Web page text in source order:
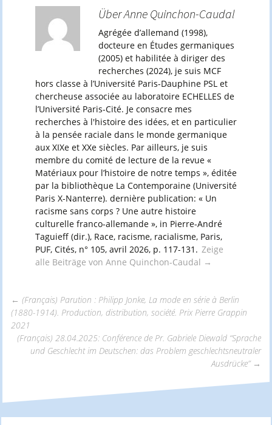
Über Anne Quinchon-Caudal
Agrégée d’allemand (1998),
docteure en Études germaniques
(2005) et habilitée à diriger des
recherches (2024), je suis MCF
hors classe à l’Université Paris-Dauphine PSL et
chercheuse associée au laboratoire ECHELLES de
l’Université Paris-Cité. Je consacre mes
recherches à l'histoire des idées, et en particulier
à la pensée raciale dans le monde germanique
aux XIXe et XXe siècles. Par ailleurs, je suis
membre du comité de lecture de la revue «
Matériaux pour l’histoire de notre temps », éditée
par la bibliothèque La Contemporaine (Université
Paris X-Nanterre). dernière publication: « Un
racisme sans corps ? Une autre histoire
culturelle franco-allemande », in Pierre-André
Taguieff (dir.), Race, racisme, racialisme, Paris,
PUF, Cités, n° 105, avril 2026, p. 117-131. Zeige
alle Beiträge von Anne Quinchon-Caudal →
Beitrags-
← (Français) Parution : Philipp Jonke, La mode en série à Berlin
(1880-1914). Production, distribution, société. Prix Pierre Grappin
2021
(Français) 28.04.2025: Conférence de Pr. Gabriele Diewald “Sprache
und Geschlecht im Deutschen: das Problem geschlechtsneutraler
Ausdrücke” →